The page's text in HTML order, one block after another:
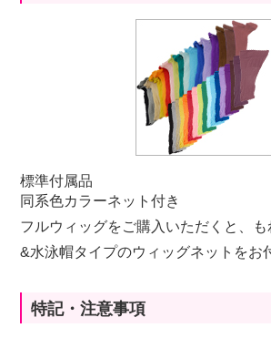
標準付属品
同系色カラーネット付き
フルウィッグをご購入いただくと、
&水泳帽タイプのウィッグネットをお
特記・注意事項